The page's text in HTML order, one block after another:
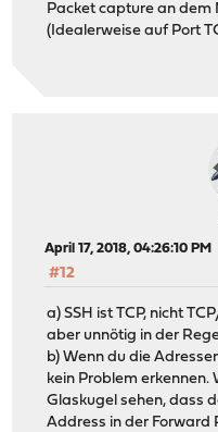
Packet capture an dem
(Idealerweise auf Port
April 17, 2018, 04:26:10 PM
#12
a) SSH ist TCP, nicht
aber unnötig in der
b) Wenn du die
kein Problem erkennen.
Glaskugel sehen, dass
Address in der Forward